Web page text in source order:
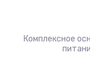
Комплексное